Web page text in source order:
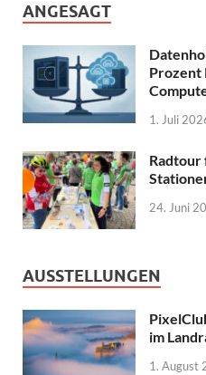
ANGESAGT
Prozent
1. Juli
Radtour
24. Juni
AUSSTELLUNGEN
im
1. August